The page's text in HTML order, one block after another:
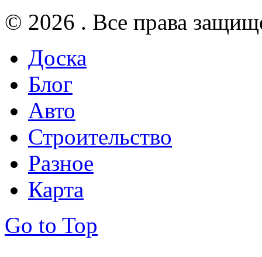
© 2026 . Все права
Доска
Блог
Авто
Строительство
Разное
Карта
Go to Top